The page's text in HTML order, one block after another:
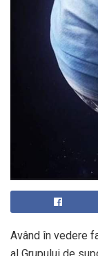
Având în vedere